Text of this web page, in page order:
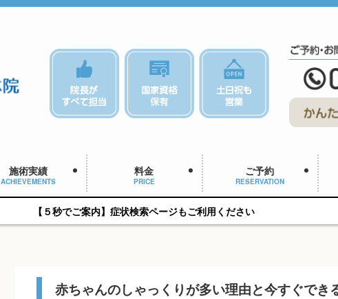
施術実績
ACHIEVEMENTS
料金
PRICE
ご予約
RESERVATION
【５秒でご案内】症状検索ページもご利用ください
赤ちゃんのしゃっくりが多い理由と今すぐでき